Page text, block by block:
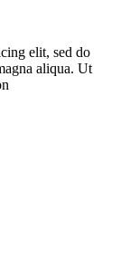
elit, sed do
aliqua. Ut